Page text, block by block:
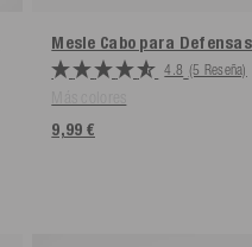
Mesle Cabo para
4.8 (5 Reseña)
9,99 €